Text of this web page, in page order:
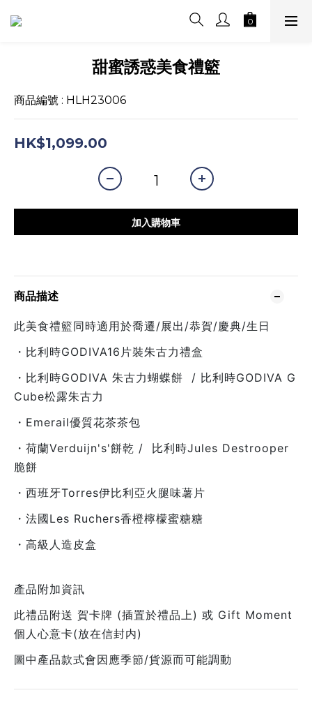
甜蜜誘惑美食禮籃
商品編號 : HLH23006
HK$1,099.00
加入購物車
商品描述
此美食禮籃同時適用於喬遷/展出/恭賀/慶典/生日
・比利時GODIVA16片裝朱古力禮盒
・比利時GODIVA 朱古力蝴蝶餅 / 比利時GODIVA G
Cube松露朱古力
・Emerail優質花茶茶包
・荷蘭Verduijn's'餅乾 / 比利時Jules Destrooper
脆餅
・西班牙Torres伊比利亞火腿味薯片
・法國Les Ruchers香橙檸檬蜜糖糖
・高級人造皮盒
產品附加資訊
此禮品附送 賀卡牌 (插置於禮品上) 或 Gift Moment
個人心意卡(放在信封内)
圖中產品款式會因應季節/貨源而可能調動